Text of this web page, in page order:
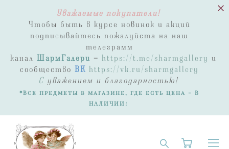
Уважаемые покупатели!
Чтобы быть в курсе новинок и акций
подписывайтесь пожалуйста на наш
телеграмм
канал ШармГалери - https://t.me/sharmgallery и
сообщество ВК https://vk.ru/sharmgallery
Суважением и благодарностью!
*Все предметы в магазине, где есть цена - В
НАЛИЧИИ!